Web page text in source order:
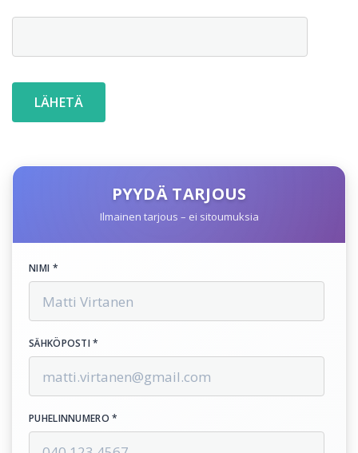
PYYDÄ TARJOUS
Ilmainen tarjous – ei sitoumuksia
NIMI *
SÄHKÖPOSTI *
PUHELINNUMERO *